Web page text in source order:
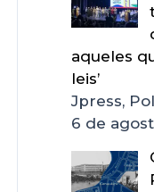
aqueles
leis’
Jpress,
6 de